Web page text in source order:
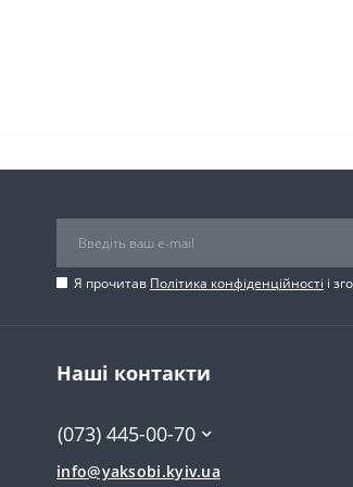
Я прочитав Політика конфіденційності і
Наші контакти
(073) 445-00-70
info@yaksobi.kyiv.ua